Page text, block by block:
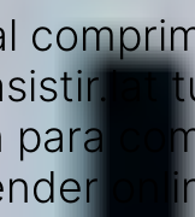
para